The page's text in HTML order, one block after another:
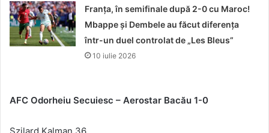
Franța, în semifinale după 2-0 cu Maroc!
Mbappe și Dembele au făcut diferența
într-un duel controlat de „Les Bleus”
10 iulie 2026
AFC Odorheiu Secuiesc – Aerostar Bacău 1-0